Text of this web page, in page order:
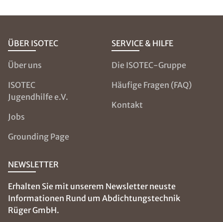
ÜBER ISOTEC
Über uns
ISOTEC
Jugendhilfe e.V.
Jobs
Grounding Page
SERVICE & HILFE
Die ISOTEC-Gruppe
Häufige Fragen (FAQ)
Kontakt
NEWSLETTER
Erhalten Sie mit unserem Newsletter neuste
Informationen Rund um Abdichtungstechnik
Rüger GmbH.